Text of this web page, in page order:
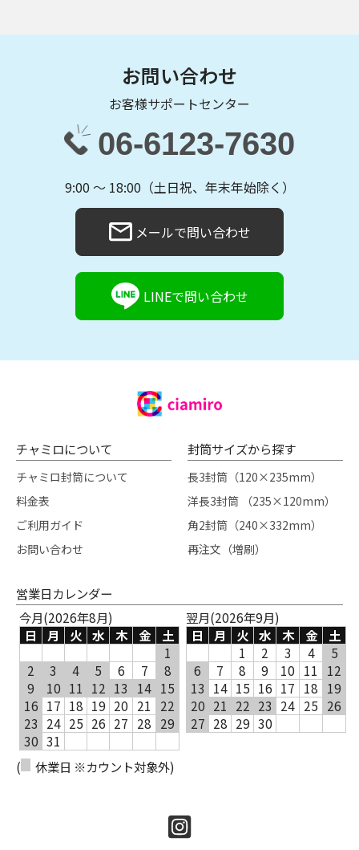
お問い合わせ
お客様サポートセンター
06-6123-7630
9:00 〜 18:00（土日祝、年末年始除く）
メールで問い合わせ
LINEで問い合わせ
チャミロについて
チャミロ封筒について
料金表
ご利用ガイド
お問い合わせ
封筒サイズから探す
長3封筒（120×235mm）
洋長3封筒 （235×120mm）
角2封筒（240×332mm）
再注文（増刷）
営業日カレンダー
今月(2026年8月)
日
月 火 水 木 金
土
1
2
3 4 5 6 7
8
9
10 11 12 13 14 15
16 17 18 19 20 21
22
23 24 25 26 27 28 29
30 31
翌月(2026年9月)
日
月 火 水 木 金
土
1
2 3 4
5
6
7 8 9 10 11
12
13 14 15 16 17 18 19
20 21 22 23 24 25 26
27 28 29 30
( 休業日 ※カウント対象外)